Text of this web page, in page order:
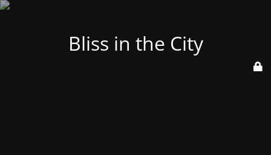
Bliss in the City